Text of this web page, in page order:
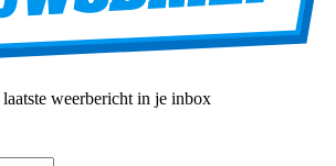
weerbericht in je inbox